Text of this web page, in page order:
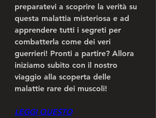
preparatevi a scoprire la verità su
questa malattia misteriosa e ad
apprendere tutti i segreti per
combatterla come dei veri
guerrieri! Pronti a partire? Allora
iniziamo subito con il nostro
viaggio alla scoperta delle
malattie rare dei muscoli!
LEGGI QUESTO